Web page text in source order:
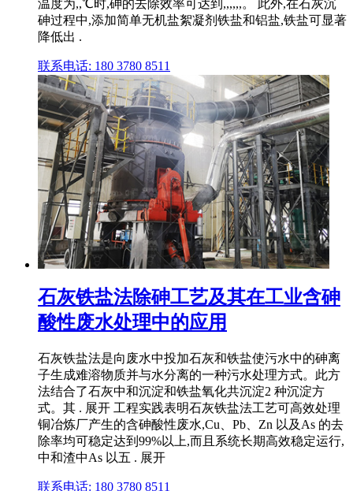
温度为,,℃时,砷的去除效率可达到,,,,,,。 此外,在石灰沉
砷过程中,添加简单无机盐絮凝剂铁盐和铝盐,铁盐可显著
降低出 .
联系电话: 180 3780 8511
石灰铁盐法除砷工艺及其在工业含砷
酸性废水处理中的应用
石灰铁盐法是向废水中投加石灰和铁盐使污水中的砷离
子生成难溶物质并与水分离的一种污水处理方式。此方
法结合了石灰中和沉淀和铁盐氧化共沉淀2 种沉淀方
式。其 . 展开 工程实践表明石灰铁盐法工艺可高效处理
铜冶炼厂产生的含砷酸性废水,Cu、Pb、Zn 以及As 的去
除率均可稳定达到99%以上,而且系统长期高效稳定运行,
中和渣中As 以五 . 展开
联系电话: 180 3780 8511